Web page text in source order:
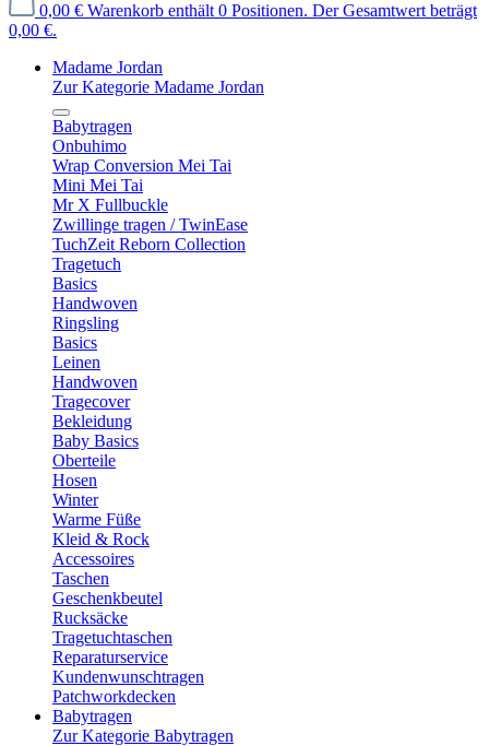
0,00 € Warenkorb enthält 0 Positionen. Der Gesamtwert beträgt
0,00 €.
Madame Jordan
Zur Kategorie Madame Jordan
Babytragen
Onbuhimo
Wrap Conversion Mei Tai
Mini Mei Tai
Mr X Fullbuckle
Zwillinge tragen / TwinEase
TuchZeit Reborn Collection
Tragetuch
Basics
Handwoven
Ringsling
Basics
Leinen
Handwoven
Tragecover
Bekleidung
Baby Basics
Oberteile
Hosen
Winter
Warme Füße
Kleid & Rock
Accessoires
Taschen
Geschenkbeutel
Rucksäcke
Tragetuchtaschen
Reparaturservice
Kundenwunschtragen
Patchworkdecken
Babytragen
Zur Kategorie Babytragen